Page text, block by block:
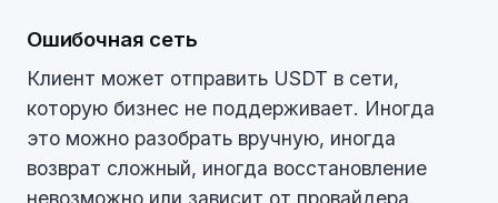
Ошибочная сеть
Клиент может отправить USDT в сети,
которую бизнес не поддерживает. Иногда
это можно разобрать вручную, иногда
возврат сложный, иногда восстановление
невозможно или зависит от провайдера.